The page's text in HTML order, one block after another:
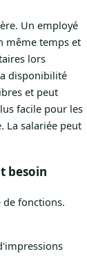
Un employé
même temps et
lors
disponibilité
et peut
facile pour les
La salariée peut
besoin
de fonctions.